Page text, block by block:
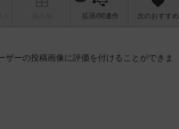
拡張/関連作 次のおすすめ
ーの投稿画像に評価を付けることができま